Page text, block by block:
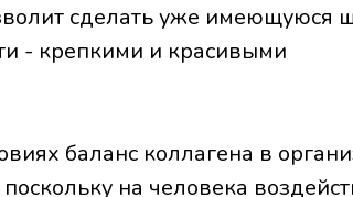
сделать уже имеющуюся
- крепкими и красивыми
баланс коллагена в
на человека